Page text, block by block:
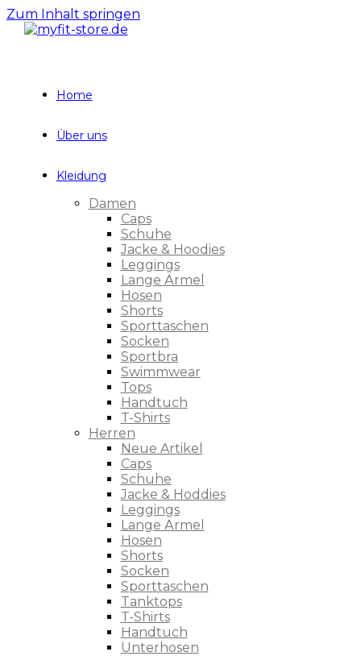
Zum Inhalt springen
Home
Über uns
Kleidung
Damen
Caps
Schuhe
Jacke & Hoodies
Leggings
Lange Ärmel
Hosen
Shorts
Sporttaschen
Socken
Sportbra
Swimmwear
Tops
Handtuch
T-Shirts
Herren
Neue Artikel
Caps
Schuhe
Jacke & Hoddies
Leggings
Lange Ärmel
Hosen
Shorts
Socken
Sporttaschen
Tanktops
T-Shirts
Handtuch
Unterhosen